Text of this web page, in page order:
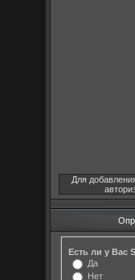
Для
Есть ли у Вас
Да
Нет